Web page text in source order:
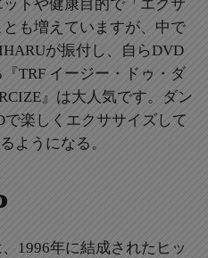
トや健康目的で「エクサ
も増えていますが、中で
が振付し、自らDVD
TRF イージー・ドゥ・ダ
』は大人気です。ダン
楽しくエクササイズして
ようになる。
1996年に結成されたヒッ